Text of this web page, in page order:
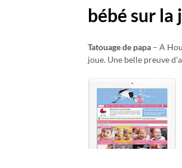
bébé sur la
Tatouage de papa – A
joue. Une belle preuve